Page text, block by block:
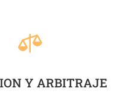

Y ARBITRAJE